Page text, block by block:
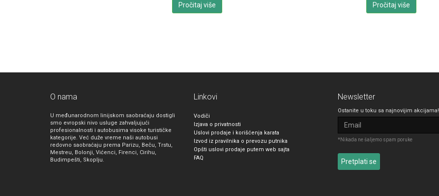
Pročitaj više Pročitaj više
O nama
U međunarodnom linijskom saobraćaju dostigli
smo evropski nivo usluge zahvaljujući
profesionalnosti i autobusima visoke turističke
kategorije. Već duže vreme naši autobusi
redovno saobraćaju prema Parizu, Beču, Trstu,
Mestreu, Bolonji, Vićenci, Firenci, Cirihu,
Budimpešti, Skoplju.
Linkovi
Vodiči
Izjava o privatnosti
Uslovi prodaje i korišćenja karata
Izvod iz pravilnika o prevozu putnika
Opšti uslovi prodaje putem web sajta
FAQ
Newsletter
Ostanite u toku sa najnovijim akcijama!
*Nikada ne šaljemo spam poruke